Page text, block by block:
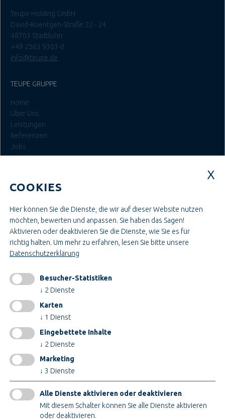
Teupe Holding GmbH
David-Roentgen-Straße 22 - 24
48703 Stadtlohn
+49 2563 9303-0
info@teupe.de
TEUPE GRUPPE
Home
Über Uns
Leistungen
Referenzen
Jobs
Kontakt
Ausbildung & Studium
Bau- & Projektleitung
Administration & Verwaltung
Handwerk & Montage
Konstruktion & Technik
INFORMATIONEN
Impressum
AGB
Datenschutz
Cookieeinstellungen ändern
ZERTIFIKATE
COOKIES
Hier können Sie die Dienste, die wir auf dieser Website nutzen
möchten, bewerten und anpassen. Sie haben das Sagen!
Aktivieren oder deaktivieren Sie die Dienste, wie Sie es für
richtig halten. Um mehr zu erfahren, lesen Sie bitte unsere
Datenschutzerklärung
Besucher-Statistiken
↓ 2 Dienste
Karten
↓ 1 Dienst
Eingebettete Inhalte
↓ 2 Dienste
Marketing
↓ 3 Dienste
Alle Dienste aktivieren oder deaktivieren
Mit diesem Schalter können Sie alle Dienste aktivieren
oder deaktivieren.